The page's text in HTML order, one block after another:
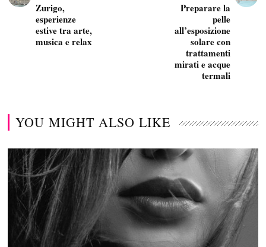
Zurigo,
esperienze
estive tra arte,
musica e relax
Preparare la
pelle
all’esposizione
solare con
trattamenti
mirati e acque
termali
YOU MIGHT ALSO LIKE